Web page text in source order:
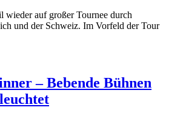
auf großer Tournee durch
und der Schweiz. Im Vorfeld der Tour
– Bebende Bühnen